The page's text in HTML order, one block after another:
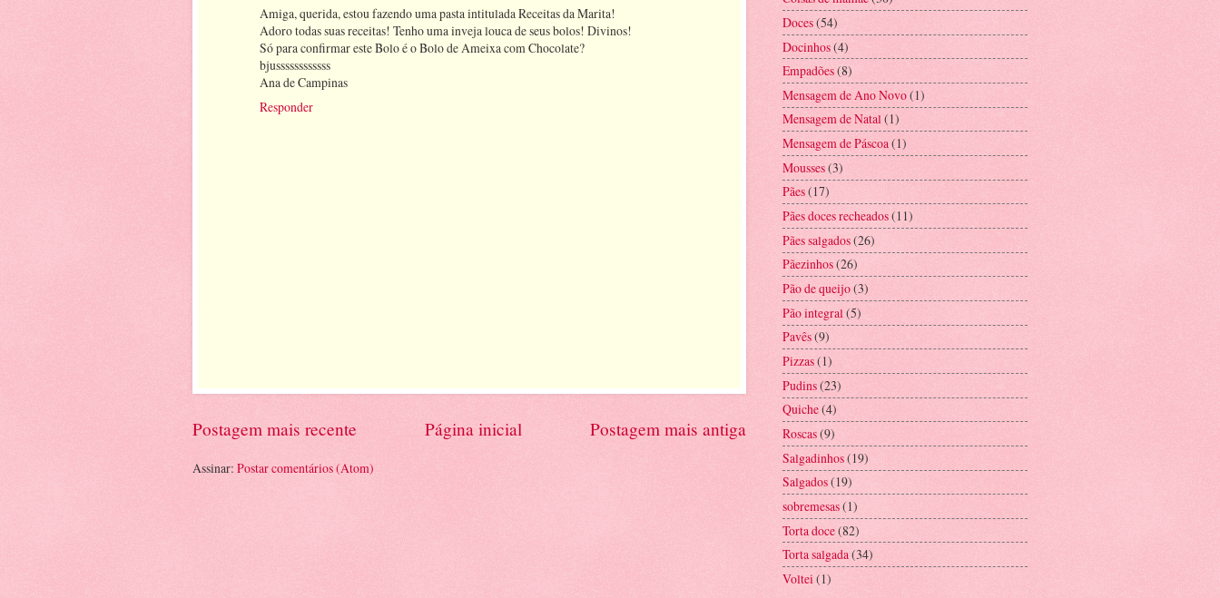
Amiga, querida, estou fazendo uma pasta intitulada Receitas da Marita!
Adoro todas suas receitas! Tenho uma inveja louca de seus bolos! Divinos!
Só para confirmar este Bolo é o Bolo de Ameixa com Chocolate?
bjussssssssssss
Ana de Campinas
Responder
Postagem mais recente Postagem mais antiga
Página inicial
Assinar: Postar comentários (Atom)
Doces(54)
Docinhos(4)
Empadões(8)
Mensagem de Ano Novo(1)
Mensagem de Natal(1)
Mensagem de Páscoa(1)
Mousses(3)
Pães(17)
Pães doces recheados(11)
Pães salgados(26)
Pãezinhos(26)
Pão de queijo(3)
Pão integral (5)
Pavês(9)
Pizzas(1)
Pudins(23)
Quiche(4)
Roscas(9)
Salgadinhos(19)
Salgados(19)
sobremesas(1)
Torta doce(82)
Torta salgada(34)
Voltei(1)